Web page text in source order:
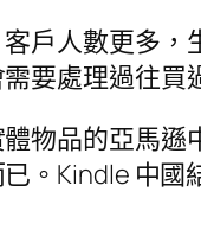
戶人數更多
要處理過往
物品的亞馬
。Kindle 中